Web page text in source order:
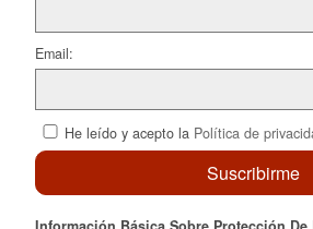
Email:
He leído y acepto la Política de